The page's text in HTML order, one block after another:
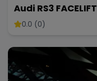
Audi RS3 FACELIFT
0.0 (0)